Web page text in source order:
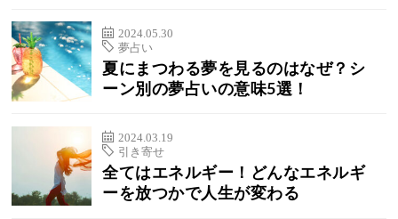
2024.05.30
夢占い
夏にまつわる夢を見るのはなぜ？シ
ーン別の夢占いの意味5選！
2024.03.19
引き寄せ
全てはエネルギー！どんなエネルギ
ーを放つかで人生が変わる